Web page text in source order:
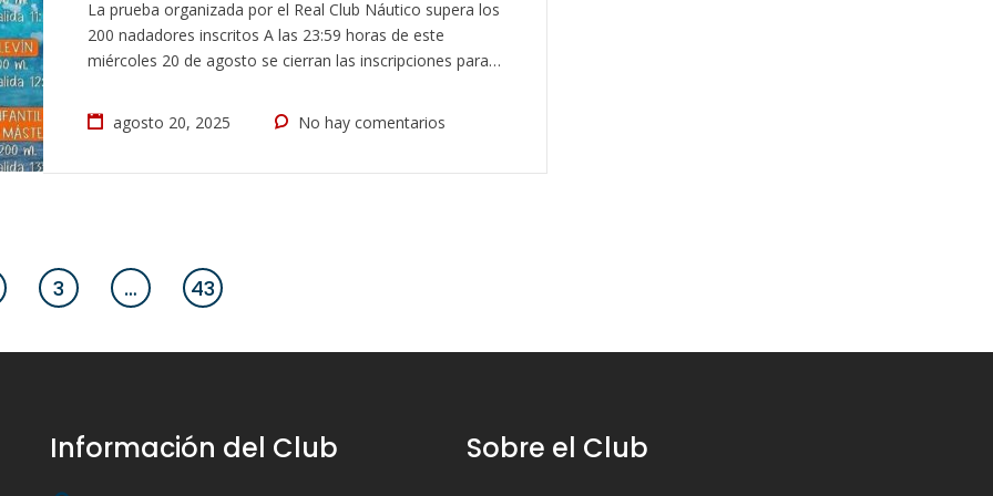
La prueba organizada por el Real Club Náutico supera los
200 nadadores inscritos A las 23:59 horas de este
miércoles 20 de agosto se cierran las inscripciones para
prueba organizada por el Real Club Náutico de Arrecife,
conjuntamente con la Federación Canaria de Natación,
agosto 20, 2025 No hay comentarios
3 … 43
Información del Club Sobre el Club